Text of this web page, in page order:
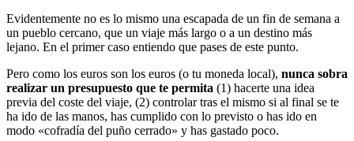
Evidentemente no es lo mismo una escapada de un fin de semana a
un pueblo cercano, que un viaje más largo o a un destino más
lejano. En el primer caso entiendo que pases de este punto.
Pero como los euros son los euros (o tu moneda local), nunca sobra
realizar un presupuesto que te permita (1) hacerte una idea
previa del coste del viaje, (2) controlar tras el mismo si al final se te
ha ido de las manos, has cumplido con lo previsto o has ido en
modo «cofradía del puño cerrado» y has gastado poco.